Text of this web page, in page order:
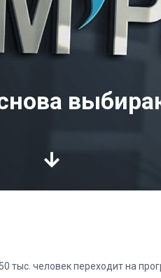
тыс. человек переходит на